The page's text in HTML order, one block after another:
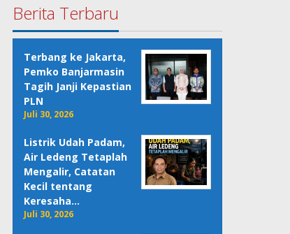
Berita Terbaru
Terbang ke Jakarta,
Pemko Banjarmasin
Tagih Janji Kepastian
PLN
Juli 30, 2026
Listrik Udah Padam,
Air Ledeng Tetaplah
Mengalir, Catatan
Kecil tentang
Keresaha…
Juli 30, 2026